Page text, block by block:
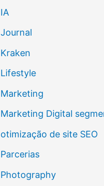
IA
Journal
Kraken
Lifestyle
Marketing
Marketing Digital
otimização de site SEO
Parcerias
Photography